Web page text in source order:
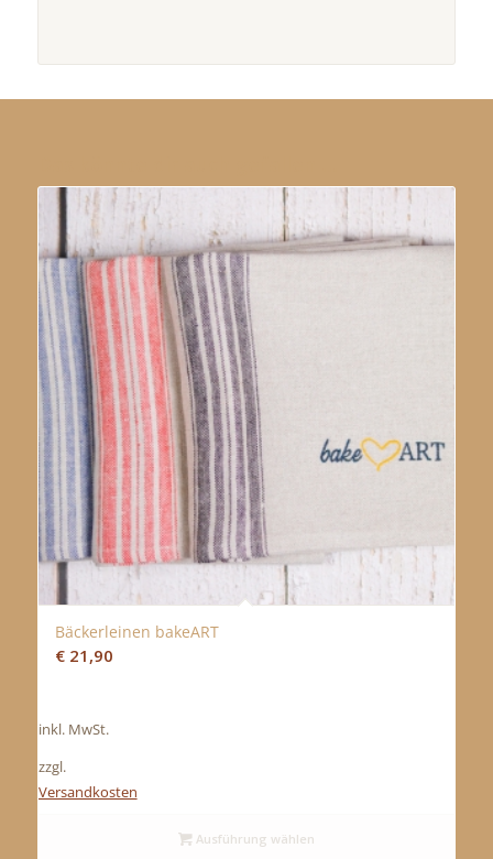
Bäckerleinen bakeART
€21,90
inkl. MwSt.
zzgl.
Versandkosten
Ausführung wählen